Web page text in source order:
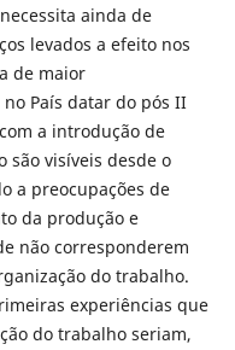
ainda de
levados a efeito nos
de maior
País datar do pós II
a introdução de
são visíveis desde o
a preocupações de
da produção e
não corresponderem
do trabalho.
experiências que
do trabalho seriam,